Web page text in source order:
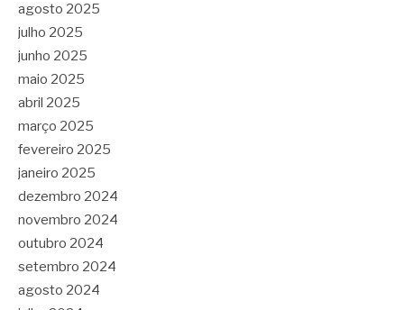
agosto 2025
julho 2025
junho 2025
maio 2025
abril 2025
março 2025
fevereiro 2025
janeiro 2025
dezembro 2024
novembro 2024
outubro 2024
setembro 2024
agosto 2024